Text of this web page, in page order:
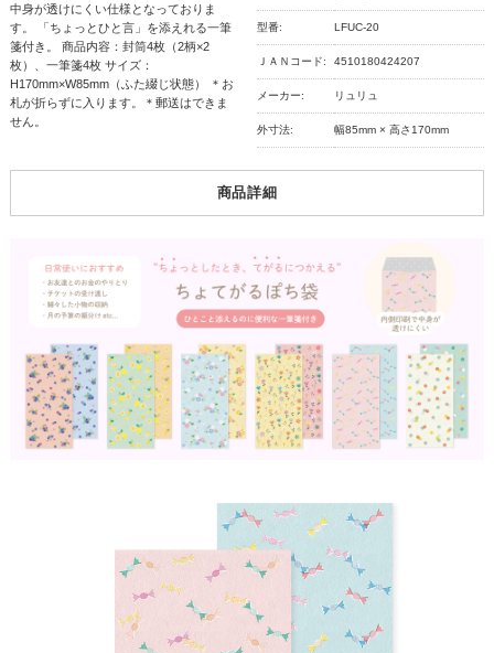
中身が透けにくい仕様となっておりま
す。 「ちょっとひと言」を添えれる一筆
箋付き。 商品内容：封筒4枚（2柄×2
枚）、一筆箋4枚 サイズ：
H170mm×W85mm（ふた綴じ状態） ＊お
札が折らずに入ります。＊郵送はできま
せん。
型番: LFUC-20
ＪＡＮコード: 4510180424207
メーカー: リュリュ
外寸法: 幅85mm × 高さ170mm
商品詳細